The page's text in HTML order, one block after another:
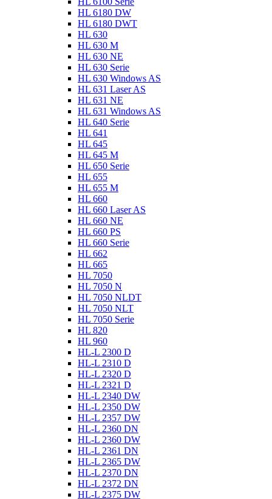
HL 6180 DW
HL 6180 DWT
HL 630
HL 630 M
HL 630 NE
HL 630 Serie
HL 630 Windows AS
HL 631 Laser AS
HL 631 NE
HL 631 Windows AS
HL 640 Serie
HL 641
HL 645
HL 645 M
HL 650 Serie
HL 655
HL 655 M
HL 660
HL 660 Laser AS
HL 660 NE
HL 660 PS
HL 660 Serie
HL 662
HL 665
HL 7050
HL 7050 N
HL 7050 NLDT
HL 7050 NLT
HL 7050 Serie
HL 820
HL 960
HL-L 2300 D
HL-L 2310 D
HL-L 2320 D
HL-L 2321 D
HL-L 2340 DW
HL-L 2350 DW
HL-L 2357 DW
HL-L 2360 DN
HL-L 2360 DW
HL-L 2361 DN
HL-L 2365 DW
HL-L 2370 DN
HL-L 2372 DN
HL-L 2375 DW